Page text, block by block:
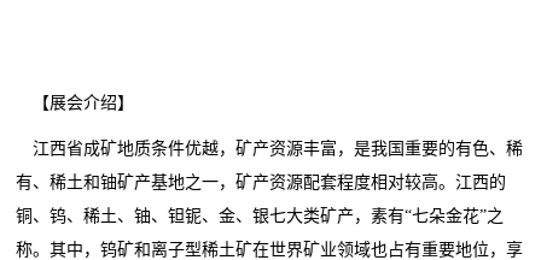
【展会介绍】
江西省成矿地质条件优越，矿产资源丰富，是我国重要的有色、稀
有、稀土和铀矿产基地之一，矿产资源配套程度相对较高。江西的
铜、钨、稀土、铀、钽铌、金、银七大类矿产，素有“七朵金花”之
称。其中，钨矿和离子型稀土矿在世界矿业领域也占有重要地位，享